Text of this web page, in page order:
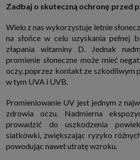
przetwarzanie danych to realizacja naszych
3. Za Twoją zgodą usługi marketingowe
Partnerzy oraz my dla podmiotów trzecich. Aby
Cię reklamy (np. produktu, którego możesz
ich przedstawiciele chcieliby mieć
danych związanych z odwiedzanymi
internetowymi. Udzielenie takiej zgody jest
udzielać, nie pozbawi Cię to dostępu do
możliwość ograniczenia zakresu lub
Twoje dane przetwarzane będą do czasu
przetwarzania, czyli w przypadku udzielenia
cofnięcia, ograniczenia lub innych działań z
tę zgodę, w przypadku niezbędności danych do
czas jej wykonywania i ewentualnie okres
(zwykle nie więcej niż 3 lata, a maksymalnie 10
podstawą przetwarzania danych jest
do czasu zgłoszenia przez Ciebie skutecznego
Zadbaj o skuteczną ochronę przed
Wielu z nas wykorzystuje letnie
na słońce w celu uzyskania pełnej
złapania witaminy D. Jednak
promienie słoneczne może mieć
oczy, poprzez kontakt ze szkodliwym
w tym UVA i UVB.
Promieniowanie UV jest jednym z
zdrowia oczu. Nadmierna
prowadzić do uszkodzenia
siatkówki, zwiększając ryzyko
powodując nawet utratę wzroku.